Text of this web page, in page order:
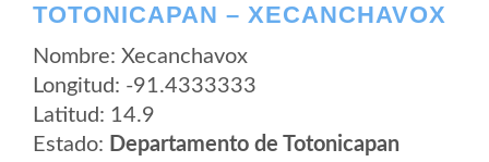
TOTONICAPAN – XECANCHAVOX
Nombre: Xecanchavox
Longitud: -91.4333333
Latitud: 14.9
Estado: Departamento de Totonicapan